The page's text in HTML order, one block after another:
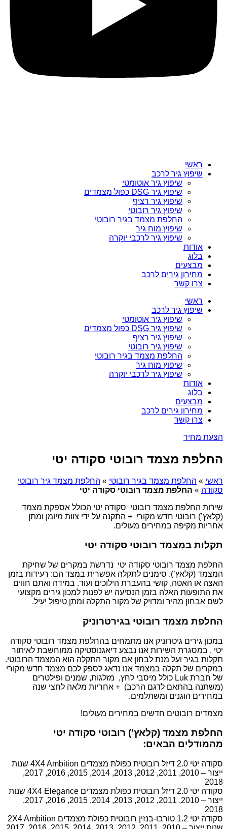
ראשי
שיפוץ גיר לרכב
שיפוץ גיר אוטומטי
שיפוץ גיר DSG כפול מצמדים
שיפוץ גיר רציף
שיפוץ גיר רובוטי
החלפת מצמד בגיר רובוטי
שיפוץ מוח גיר
שיפוץ גיר לרכבי יוקרה
אודות
בלוג
מבצעים
מחירון גירים לרכב
צרו קשר
ראשי
שיפוץ גיר לרכב
שיפוץ גיר אוטומטי
שיפוץ גיר DSG כפול מצמדים
שיפוץ גיר רציף
שיפוץ גיר רובוטי
החלפת מצמד בגיר רובוטי
שיפוץ מוח גיר
שיפוץ גיר לרכבי יוקרה
אודות
בלוג
מבצעים
מחירון גירים לרכב
צרו קשר
הצעת מחיר
החלפת מצמד רובוטי סקודה יטי
ראשי » החלפת מצמד בגיר רובוטי » החלפת מצמד גיר רובוטי
סקודה » החלפת מצמד רובוטי סקודה יטי
שירות החלפת מצמד רובוטי סקודה יטי הכולל אספקת מצמד
(קלאץ’) רובוטי חדש מקורי + התקנה על ידי צוות מיומן ומתן
אחריות מקיפה במחירים מעולים.
תקלות במצמד רובוטי סקודה יטי
החלפת מצמד רובוטי סקודה יטי נדרשת במקרים של שחיקת
המצמד (קלאץ’). סימנים לתקלה אפשרית במצד הם: רעידות בזמן
האצה או האטה, קושי בהעברת הילוכים ועוד. במידה ואתם חווים
את התופעות האלה בזמן הנסיעה יש לפנות למכון גירים מקצועי
לשם אבחון מהיר ומדויק של מקור התקלה ומתן טיפול יעיל.
החלפת מצמד רובוטי בגירטרוניק
במכון גירים גיטרוניק אנו מתמחים בהחלפת מצמד רובוטי סקודה
יטי . במסגרת השירות אנו נבצע דיאגנוסטיקה ממוחשבת לאיתור
תקלות בגיר ועל מנת לבחון אם מקור התקלה הוא המצמד הרובוטי.
במקרים של תקלה במצמד אנו נדאג לספק לכם מצמד חדש מקורי
של חברת Luk כולל מיסבי לחץ, מזלגות, שמנים ופילטרים
(משתנה בהתאם לדגם הרכב) + אחריות מלאה לחצי שנה
במחירים הוגנים ומשתלמים.
מצמדים רובוטים חדשים במחירים מעולים!
החלפת מצמד (קלאץ’) רובוטי סקודה יטי
מהמודלים הבאים:
סקודה יטי 2.0 דיזל רובוטית כפולת מצמדים 4X4 Ambition שנות
ייצור – 2010, 2011, 2012, 2013, 2014, 2015, 2016, 2017,
2018
סקודה יטי 2.0 דיזל רובוטית כפולת מצמדים 4X4 Elegance שנות
ייצור – 2010, 2011, 2012, 2013, 2014, 2015, 2016, 2017,
2018
סקודה יטי 1.2 טורבו-בנזין רובוטית כפולת מצמדים 2X4 Ambition